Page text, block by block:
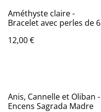
Améthyste claire -
Bracelet avec perles de 6
12,00 €
Anis, Cannelle et Oliban -
Encens Sagrada Madre